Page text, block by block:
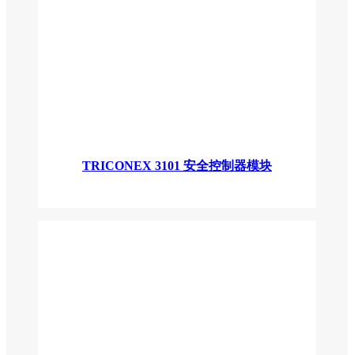
TRICONEX 3101 安全控制器模块